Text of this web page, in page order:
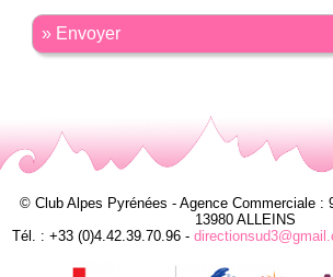
» Envoyer
© Club Alpes Pyrénées - Agence Commerciale :
13980 ALLEINS
Tél. : +33 (0)4.42.39.70.96 -